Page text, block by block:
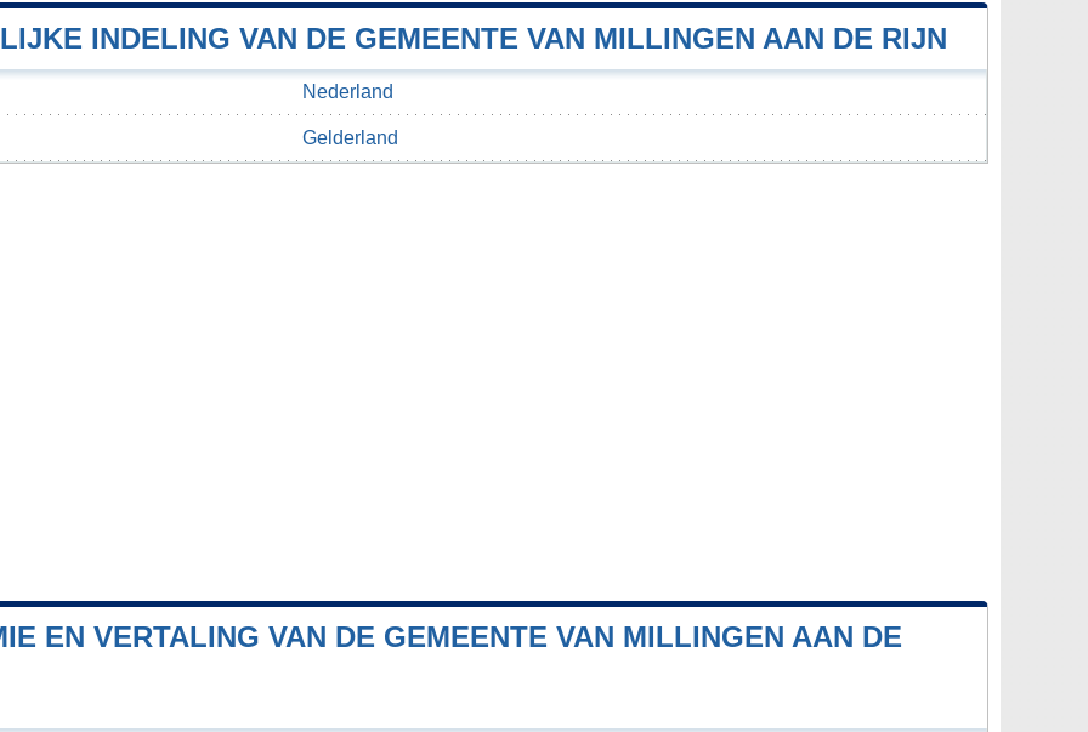
INDELING VAN DE GEMEENTE VAN MILLINGEN AAN DE RIJN
Nederland
Gelderland
EN VERTALING VAN DE GEMEENTE VAN MILLINGEN AAN DE